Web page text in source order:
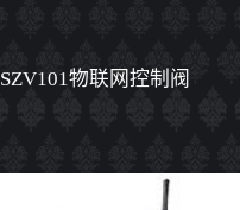
SZV101物联网控制阀